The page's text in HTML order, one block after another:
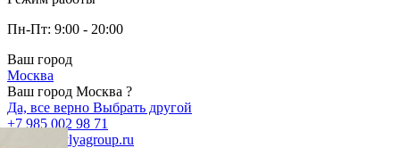
Пн-Пт: 9:00 - 20:00
Ваш город
Москва
Ваш город Москва ?
Да, все верно Выбрать другой
+7 985 002 98 71
info@krovlyagroup.ru